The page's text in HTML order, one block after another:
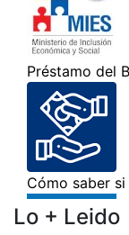
Lo + Leido